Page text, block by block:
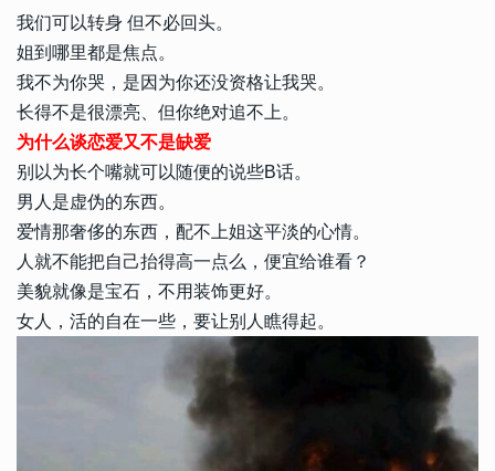
我们可以转身 但不必回头。
姐到哪里都是焦点。
我不为你哭，是因为你还没资格让我哭。
长得不是很漂亮、但你绝对追不上。
为什么谈恋爱又不是缺爱
别以为长个嘴就可以随便的说些B话。
男人是虚伪的东西。
爱情那奢侈的东西，配不上姐这平淡的心情。
人就不能把自己抬得高一点么，便宜给谁看？
美貌就像是宝石，不用装饰更好。
女人，活的自在一些，要让别人瞧得起。